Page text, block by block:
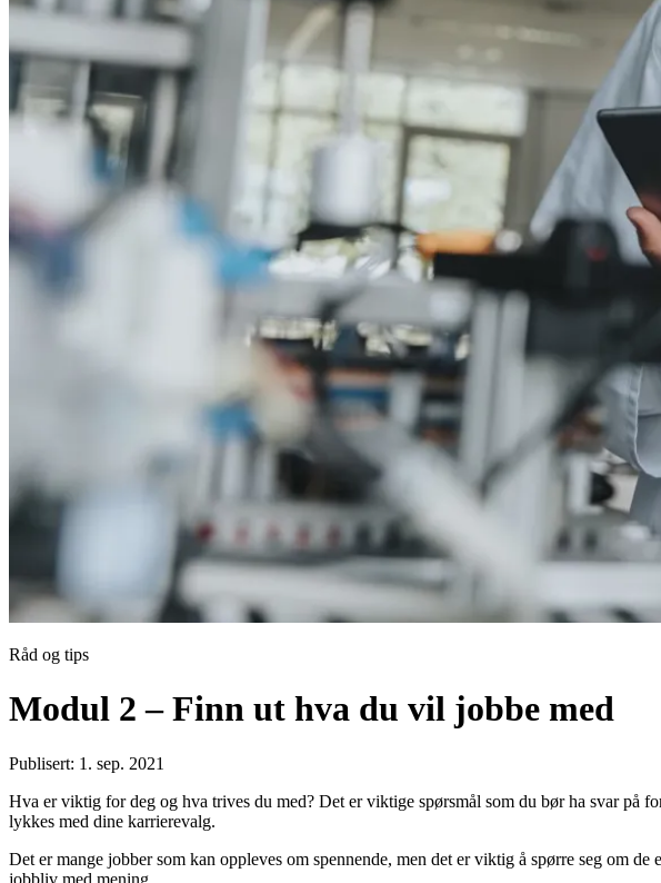
Råd og tips
Modul 2 – Finn ut hva du vil jobbe med
Publisert: 1. sep. 2021
Hva er viktig for deg og hva trives du med? Det er viktige spørsmål som du bør ha svar
lykkes med dine karrierevalg.
Det er mange jobber som kan oppleves om spennende, men det er viktig å spørre seg om
jobbliv med mening.